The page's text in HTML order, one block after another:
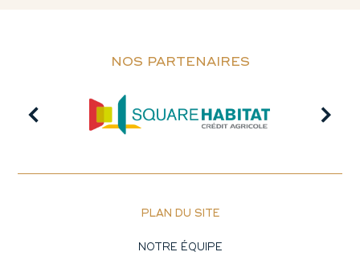
NOS PARTENAIRES
PLAN DU SITE
NOTRE ÉQUIPE